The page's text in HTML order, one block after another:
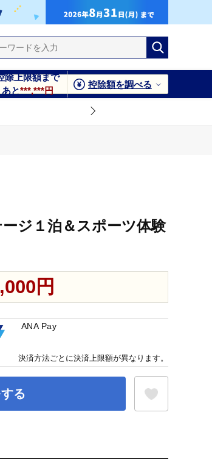
除上限額まで
あと***,***円
控除額を調べる
ジ１泊＆スポーツ体験
円
る
ANA Pay
決済方法ごとに決済上限額が異なります。